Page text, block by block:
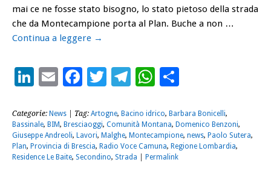
mai ce ne fosse stato bisogno, lo stato pietoso della strada
che da Montecampione porta al Plan. Buche a non …
Continua a leggere →
LinkedIn
EmailFacebook
Twitter
Telegram
WhatsApp
Categorie: News | Tag: Artogne, Bacino idrico, Barbara Bonicelli,
Bassinale, BIM, Bresciaoggi, Comunità Montana, Domenico Benzoni,
Giuseppe Andreoli, Lavori, Malghe, Montecampione, news, Paolo Sutera,
Plan, Provincia di Brescia, Radio Voce Camuna, Regione Lombardia,
Residence Le Baite, Secondino, Strada Permalink